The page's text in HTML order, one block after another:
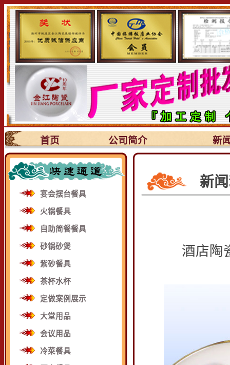
首页 公司简介 新
宴会摆台餐具
火锅餐具
自助简餐餐具
砂锅砂煲
紫砂餐具
茶杯水杯
定做案例展示
大堂用品
会议用品
冷菜餐具
新
酒店陶